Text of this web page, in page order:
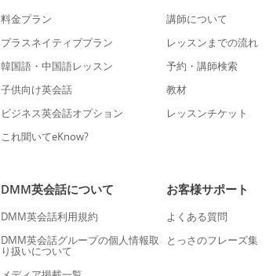
料金プラン
プラスネイティブプラン
韓国語・中国語レッスン
子供向け英会話
ビジネス英会話オプション
これ聞いてeKnow?
講師について
レッスンまでの流れ
予約・講師検索
教材
レッスンチケット
DMM英会話について
DMM英会話利用規約
DMM英会話グループの個人情報取
り扱いについて
お客様サポート
よくある質問
とっさのフレーズ集